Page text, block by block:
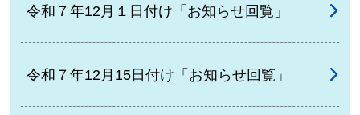
令和７年12月１日付け「お知らせ回覧」
令和７年12月15日付け「お知らせ回覧」